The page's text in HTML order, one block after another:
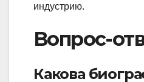
индустрию.
Вопрос-
Какова